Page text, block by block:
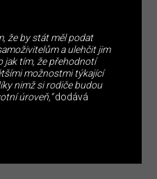
že by stát měl podat
a ulehčit jim
jak tím, že přehodnotí
možnostmi týkající
nimž si rodiče budou
úroveň,“dodává